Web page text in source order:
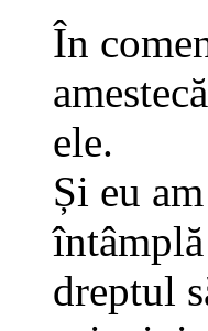
În
ele.
Și eu
dreptul